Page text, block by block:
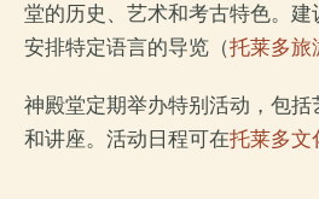
堂的历史、艺术和考古特色。
安排特定语言的导览（托莱多旅
神殿堂定期举办特别活动，包
和讲座。活动日程可在托莱多文